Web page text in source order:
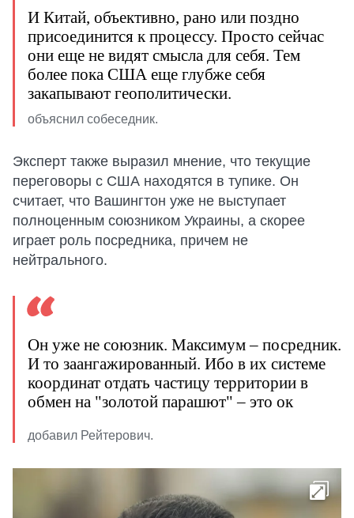
И Китай, объективно, рано или поздно
присоединится к процессу. Просто сейчас
они еще не видят смысла для себя. Тем
более пока США еще глубже себя
закапывают геополитически.
объяснил собеседник.
Эксперт также выразил мнение, что текущие
переговоры с США находятся в тупике. Он
считает, что Вашингтон уже не выступает
полноценным союзником Украины, а скорее
играет роль посредника, причем не
нейтрального.
Он уже не союзник. Максимум – посредник.
И то заангажированный. Ибо в их системе
координат отдать частицу территории в
обмен на "золотой парашют" – это ок
добавил Рейтерович.